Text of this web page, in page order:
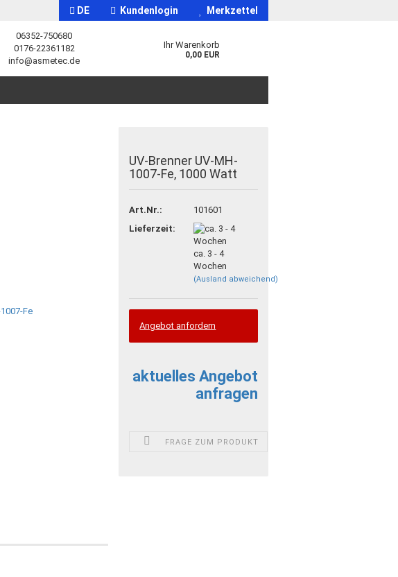
DE Kundenlogin Merkzettel
06352-750680
0176-22361182
info@asmetec.de
Ihr Warenkorb
0,00 EUR
UV-Brenner UV-MH-
1007-Fe, 1000 Watt
Art.Nr.:
101601
Lieferzeit:
ca. 3 - 4
Wochen
(Ausland abweichend)
Angebot anfordern
aktuelles Angebot
anfragen
FRAGE ZUM PRODUKT